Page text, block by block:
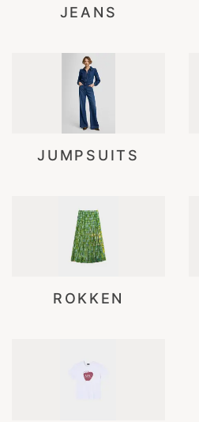
JEANS
JUMPSUITS
ROKKEN